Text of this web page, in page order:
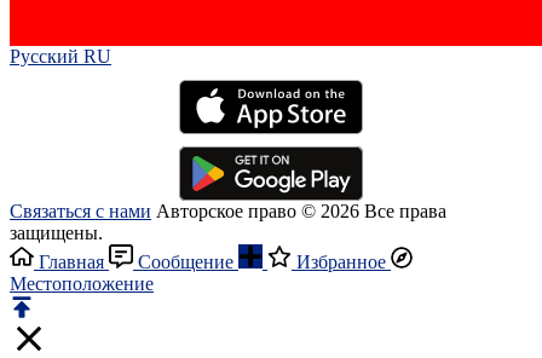
Русский RU‎
Связаться с нами Авторское право © 2026 Все права
защищены.
Главная
Сообщение
Избранное
Местоположение